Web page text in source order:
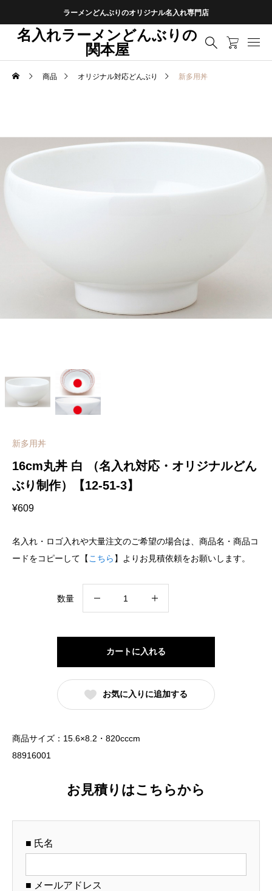
ラーメンどんぶりのオリジナル名入れ専門店
名入れラーメンどんぶりの
関本屋
商品 オリジナル対応どんぶり 新多用丼
新多用丼
16cm丸丼 白 （名入れ対応・オリジナルどん
ぶり制作）【12-51-3】
¥609
名入れ・ロゴ入れや大量注文のご希望の場合は、商品名・商品コ
ードをコピーして【 こちら 】よりお見積依頼をお願いします。
数量
入
れ
対
ナ
カートに入れる
お気に入りに追加する
商品サイズ：15.6×8.2・820cccm
88916001
お見積りはこちらから
■ 氏名
■ メールアドレス